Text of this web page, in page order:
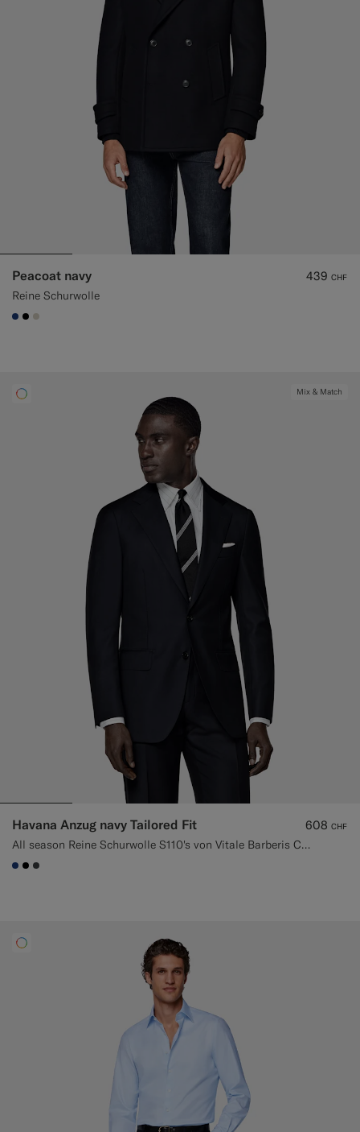
Peacoat navy
Reine Schurwolle
439 CHF
#1C3D7A
#000000
#D7D1C3
Mix & Match
Havana Anzug navy Tailored Fit
All season Reine Schurwolle S110's von Vitale Barberis Canonico, Italien
608 CHF
#1C3D7A
#000000
#3d4043